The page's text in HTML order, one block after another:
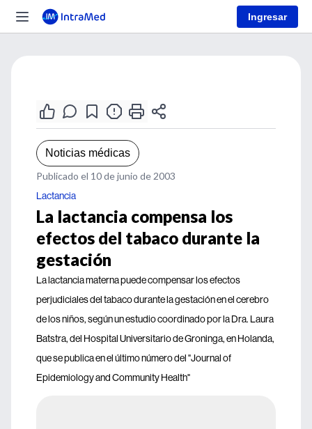
Ingresar
Noticias médicas
Publicado el 10 de junio de 2003
Lactancia
La lactancia compensa los
efectos del tabaco durante la
gestación
La lactancia materna puede compensar los efectos
perjudiciales del tabaco durante la gestación en el cerebro
de los niños, según un estudio coordinado por la Dra. Laura
Batstra, del Hospital Universitario de Groninga, en Holanda,
que se publica en el último número del "Journal of
Epidemiology and Community Health"